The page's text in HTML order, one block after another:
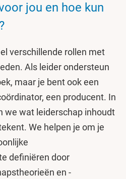
jou en hoe kun
verschillende rollen met
Als leider ondersteun
maar je bent ook een
een producent. In
we wat leiderschap inhoudt
We helpen je om je
definiëren door
en -